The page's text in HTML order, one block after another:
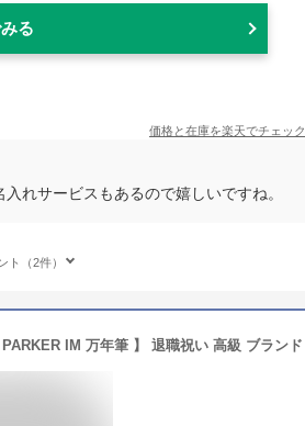
る
価格と在庫を楽天でチェック
れサービスもあるので嬉しいですね。
ト（2件）